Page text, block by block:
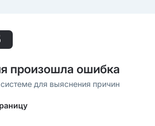
произошла ошибка
для выяснения причин